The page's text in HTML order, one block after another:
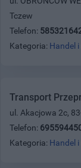
Tczew
Telefon:
Kategoria: Handel i
Transport
ul. Akacjowa 2c,
Telefon:
Kategoria: Handel i